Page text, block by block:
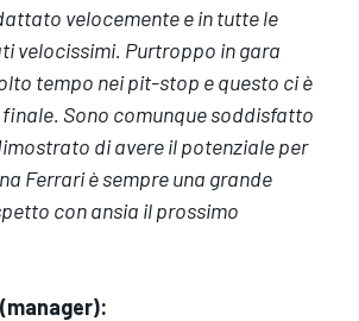
velocemente e in tutte le
velocissimi. Purtroppo in gara
tempo nei pit-stop e questo ci è
Sono comunque soddisfatto
di avere il potenziale per
Ferrari è sempre una grande
con ansia il prossimo